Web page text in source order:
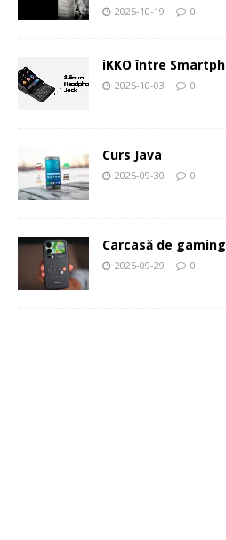
2025-10-19 0
iKKO între
2025-10-03 0
Curs Java
2025-09-30 0
Carcasă de
2025-09-29 0